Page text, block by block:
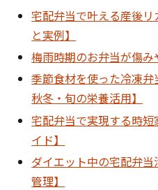
宅配弁当で叶える産後
と実例】
梅雨時期のお弁当が傷
季節食材を使った冷凍
秋冬・旬の栄養活用】
宅配弁当で実現する時
イド】
ダイエット中の宅配弁
管理】